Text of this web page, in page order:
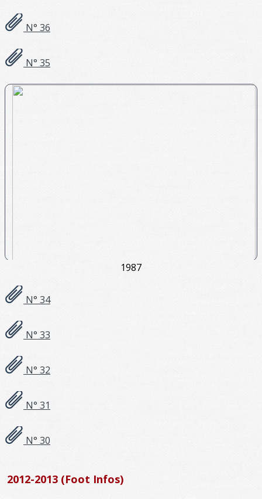
N° 36
N° 35
1987
N° 34
N° 33
N° 32
N° 31
N° 30
2012-2013 (Foot Infos)